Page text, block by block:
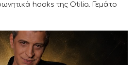
hooks της Otilia. Γεμάτο